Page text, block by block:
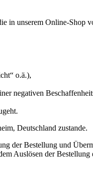
in unserem Online-Shop
o.ä.),
negativen
Deutschland zustande.
der Bestellung und
Auslösen der Bestellung